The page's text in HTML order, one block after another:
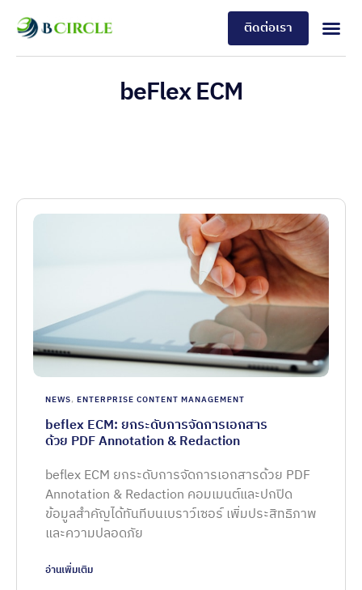
ติดต่อเรา
beFlex ECM
NEWS, ENTERPRISE CONTENT MANAGEMENT
beflex ECM: ยกระดับการจัดการเอกสาร
ด้วย PDF Annotation & Redaction
beflex ECM ยกระดับการจัดการเอกสารด้วย PDF
Annotation & Redaction คอมเมนต์และปกปิด
ข้อมูลสำคัญได้ทันทีบนเบราว์เซอร์ เพิ่มประสิทธิภาพ
และความปลอดภัย
อ่านเพิ่มเติม